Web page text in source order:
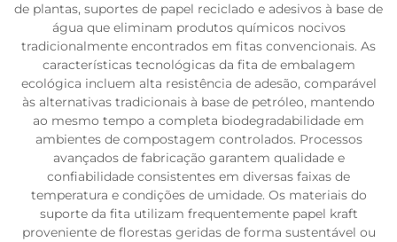
de plantas, suportes de papel reciclado e adesivos à base de
água que eliminam produtos químicos nocivos
tradicionalmente encontrados em fitas convencionais. As
características tecnológicas da fita de embalagem
ecológica incluem alta resistência de adesão, comparável
às alternativas tradicionais à base de petróleo, mantendo
ao mesmo tempo a completa biodegradabilidade em
ambientes de compostagem controlados. Processos
avançados de fabricação garantem qualidade e
confiabilidade consistentes em diversas faixas de
temperatura e condições de umidade. Os materiais do
suporte da fita utilizam frequentemente papel kraft
proveniente de florestas geridas de forma sustentável ou